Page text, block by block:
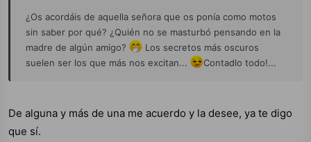
¿Os acordáis de aquella señora que os ponía como motos
sin saber por qué? ¿Quién no se masturbó pensando en la
madre de algún amigo?
Los secretos más oscuros
suelen ser los que más nos excitan...
Contadlo todo!...
De alguna y más de una me acuerdo y la desee, ya te digo
que sí.